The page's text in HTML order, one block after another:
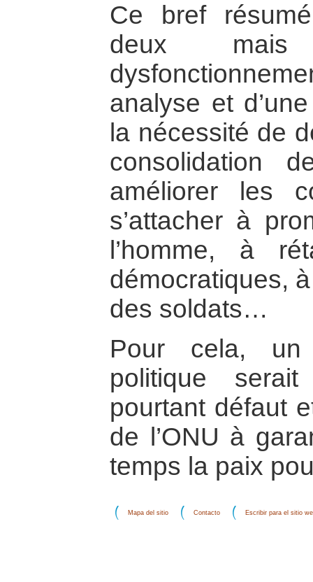
Ce bref
deux mais
analyse et
la nécessité de
consolidation
améliorer les
s’attacher à
l’homme, à
démocratiques,
des soldats…
Pour cela,
politique
pourtant défaut
de l’ONU à
temps la paix
Mapa del sitio Contacto Escribir para el sitio